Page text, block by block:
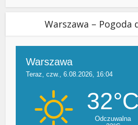
Warszawa – Pogoda